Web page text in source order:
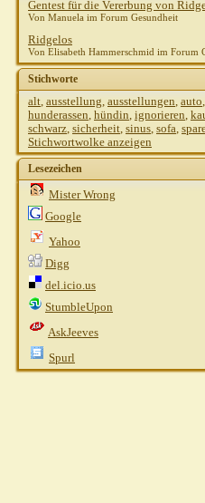
Gentest für die Vererbung von
Von Manuela im Forum Gesundheit
Ridgelos
Von Elisabeth Hammerschmid im Forum
Stichworte
alt, ausstellung, ausstellungen, auto,
hunderassen, hündin, ignorieren,
schwarz, sicherheit, sinus, sofa,
Stichwortwolke anzeigen
Lesezeichen
Mister Wrong
Google
Yahoo
Digg
del.icio.us
StumbleUpon
AskJeeves
Spurl